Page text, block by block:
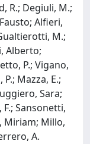
R.; Degiuli, M.;
Alfieri,
M.;
Alberto;
P.; Vigano,
Mazza, E.;
Sara;
F.; Sansonetti,
Miriam; Millo,
A.